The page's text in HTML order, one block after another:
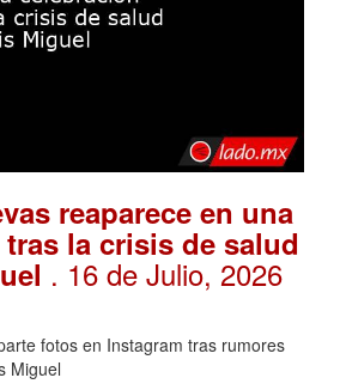
reaparece en una
la crisis de salud
. 16 de Julio, 2026
fotos en Instagram tras rumores
Miguel